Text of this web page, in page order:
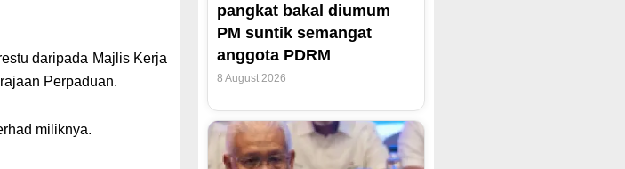
daripada Majlis Kerja
Perpaduan.
miliknya.
pangkat bakal diumum
PM suntik semangat
anggota PDRM
8 August 2026